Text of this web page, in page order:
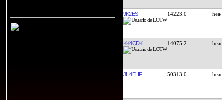
9K2ES 14223.0
KK4CDK 14075.2
JH4EHF 50313.0